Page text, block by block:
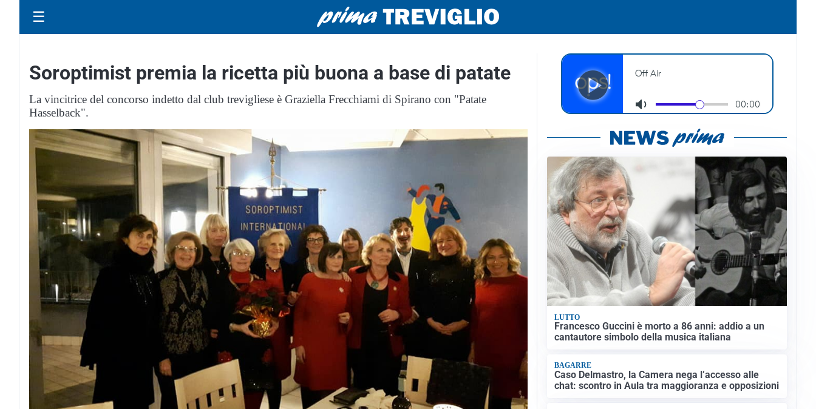
☰
Soroptimist premia la ricetta più buona a base di patate
La vincitrice del concorso indetto dal club trevigliese è Graziella Frecchiami di Spirano con "Patate
Hasselback".
LUTTO
Francesco Guccini è morto a 86 anni: addio a un
cantautore simbolo della musica italiana
BAGARRE
Caso Delmastro, la Camera nega l’accesso alle
chat: scontro in Aula tra maggioranza e opposizioni